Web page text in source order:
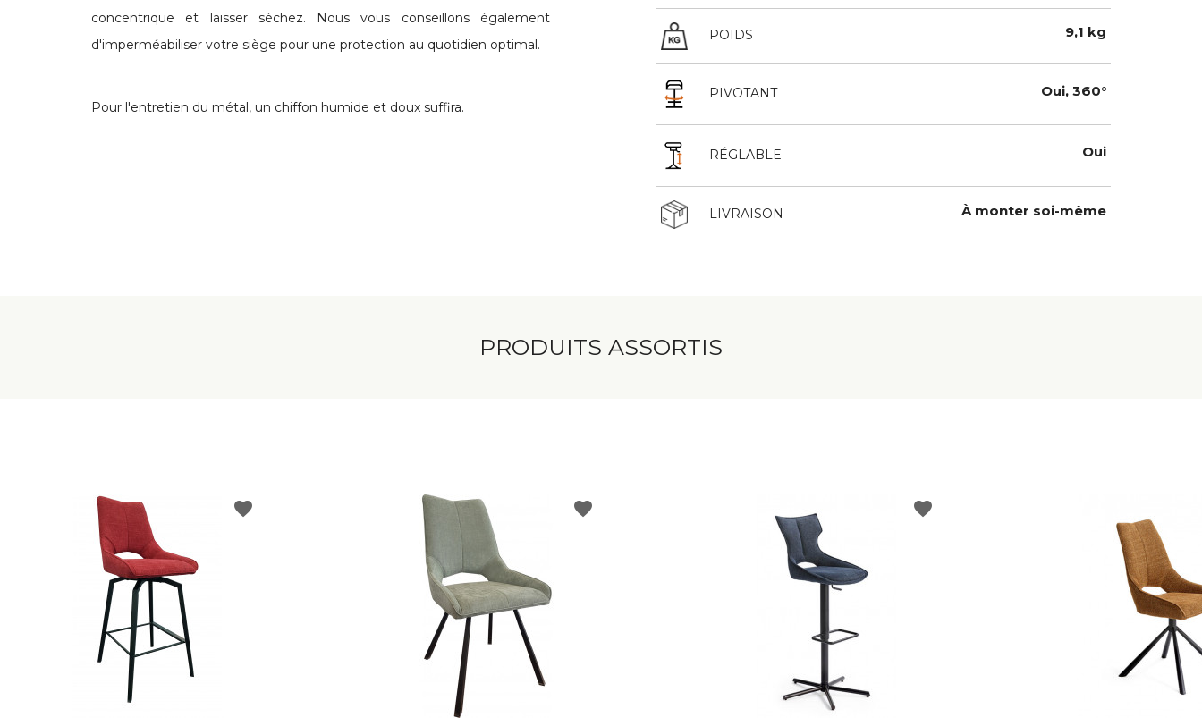
concentrique et laisser séchez. Nous vous conseillons également
d'imperméabiliser votre siège pour une protection au quotidien optimal.
Pour l'entretien du métal, un chiffon humide et doux suffira.
POIDS 9,1 kg
PIVOTANT Oui, 360°
RÉGLABLE Oui
LIVRAISON À monter soi-même
PRODUITS ASSORTIS
favorite favorite favorite